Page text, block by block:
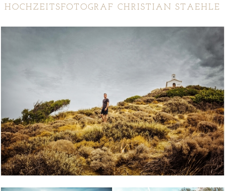
HOCHZEITSFOTOGRAF CHRISTIAN STAEHLE